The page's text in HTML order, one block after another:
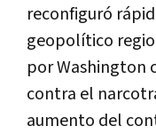
reconfiguró
geopolítico
por Washington
contra el
aumento del